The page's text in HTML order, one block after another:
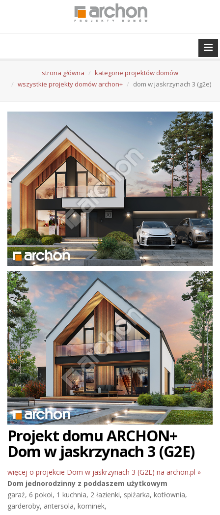
strona główna
kategorie projektów domów
wszystkie projekty domów archon+
dom w jaskrzynach 3 (g2e)
Projekt domu ARCHON+
Dom w jaskrzynach 3 (G2E)
więcej o projekcie Dom w jaskrzynach 3 (G2E) na archon.pl »
Dom jednorodzinny z poddaszem użytkowym
garaż, 6 pokoi, 1 kuchnia, 2 łazienki, spiżarka, kotłownia,
garderoby, antersola, kominek,